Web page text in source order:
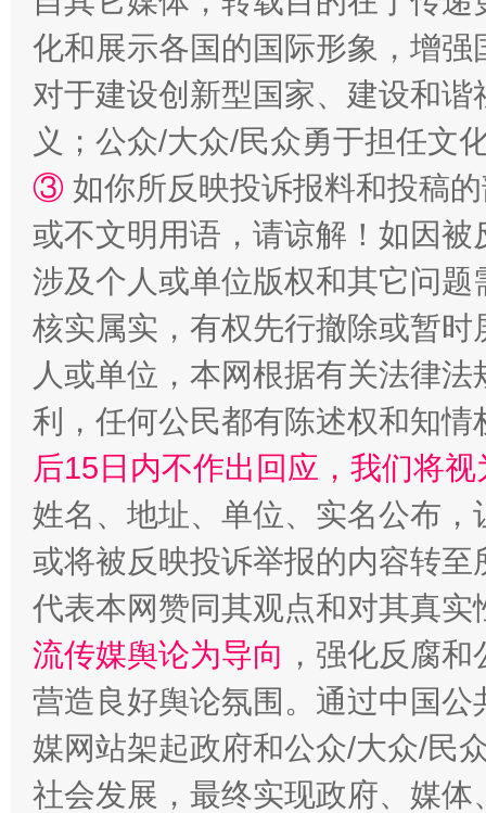
“蜀中异人”王建安的艺术幻境
完善运行机制助力责任有效落实 一纸欠
化和展示各国的国际形象，增
对于建设创新型国家、建设和
义；公众/大众/民众勇于担任文
③ 如你所反映投诉报料和投稿
或不文明用语，请谅解！如因
涉及个人或单位版权和其它问题
核实属实，有权先行撤除或暂
人或单位，本网根据有关法律
利，任何公民都有陈述权和知情
后15日内不作出回应，我们将
姓名、地址、单位、实名公布
或将被反映投诉举报的内容转
代表本网赞同其观点和对其真实
流传媒舆论为导向 ，强化反腐
营造良好舆论氛围。通过中国
媒网站架起政府和公众/大众/民
社会发展，最终实现政府、媒